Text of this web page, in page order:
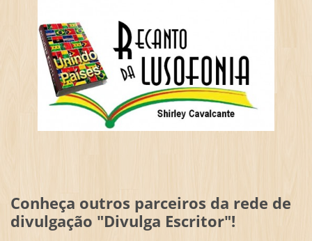
Conheça outros parceiros da rede de
divulgação "Divulga Escritor"!